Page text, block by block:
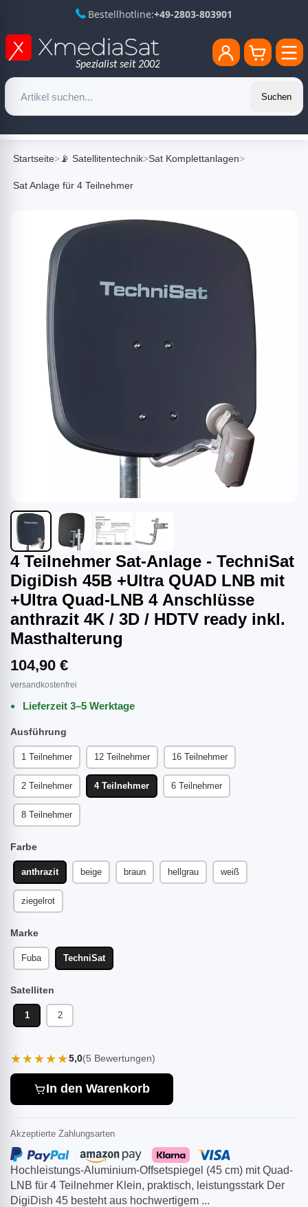
Bestellhotline:+49-2803-803901
Suchen
Startseite>📡 Satellitentechnik>Sat Komplettanlagen>
Sat Anlage für 4 Teilnehmer
4 Teilnehmer Sat-Anlage - TechniSat
DigiDish 45B +Ultra QUAD LNB mit
+Ultra Quad-LNB 4 Anschlüsse
anthrazit 4K / 3D / HDTV ready inkl.
Masthalterung
Hochleistungs-Aluminium-Offsetspiegel (45 cm) mit Quad-
LNB für 4 Teilnehmer Klein, praktisch, leistungsstark Der
DigiDish 45 besteht aus hochwertigem ...
104,90 €
versandkostenfrei
Lieferzeit 3–5 Werktage
Ausführung
1 Teilnehmer 12 Teilnehmer 16 Teilnehmer
2 Teilnehmer 4 Teilnehmer 6 Teilnehmer
8 Teilnehmer
Farbe
anthrazit beige braun hellgrau weiß
ziegelrot
Marke
Fuba TechniSat
Satelliten
1 2
★★★★★5,0(5 Bewertungen)
In den Warenkorb
Akzeptierte Zahlungsarten